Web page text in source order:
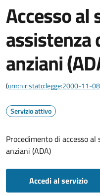
Accesso al
assistenza
anziani
(urn:nir:stato:legge:2000-11-
Servizio attivo
Procedimento di accesso
anziani (ADA)
Accedi al servizio